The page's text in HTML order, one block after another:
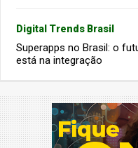
Digital Trends Brasil
Superapps no Brasil: o
está na integração